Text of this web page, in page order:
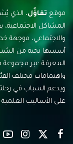
موقع تفاؤُل، الذي
المشاكل الاجتماعية،
والاجتماعي، موجهة
أسسها نخبة من
المعرفة عبر مجموعة
واهتمامات مختلف
ويدعم الشباب في
على الأساليب العلمية